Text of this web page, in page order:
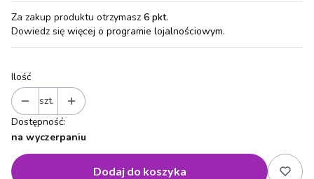
Za zakup produktu otrzymasz 6 pkt.
Dowiedz się więcej o programie lojalnościowym.
Ilość
szt.
Dostępność:
na wyczerpaniu
Dodaj do koszyka